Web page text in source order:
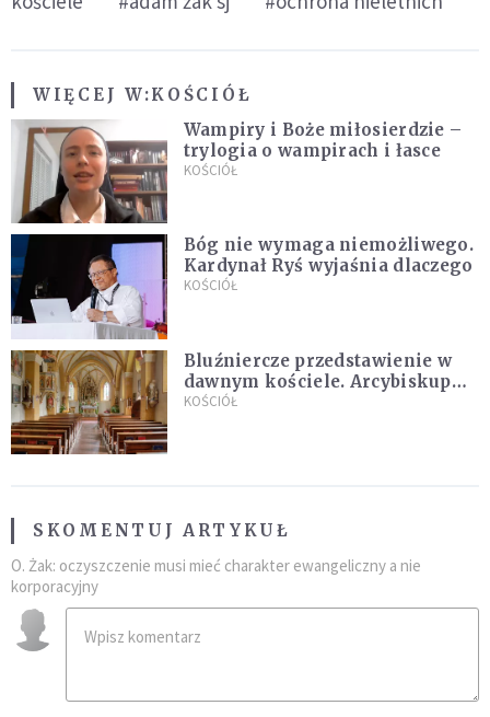
WIĘCEJ W:KOŚCIÓŁ
Wampiry i Boże miłosierdzie –
trylogia o wampirach i łasce
KOŚCIÓŁ
Bóg nie wymaga niemożliwego.
Kardynał Ryś wyjaśnia dlaczego
KOŚCIÓŁ
Bluźniercze przedstawienie w
dawnym kościele. Arcybiskup
stanowczo reaguje
KOŚCIÓŁ
SKOMENTUJ ARTYKUŁ
O. Żak: oczyszczenie musi mieć charakter ewangeliczny a nie
korporacyjny